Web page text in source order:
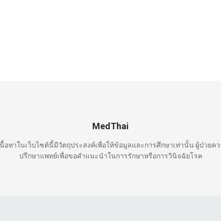
MedThai
อหาในเว็บไซต์นี้มีวัตถุประสงค์เพื่อให้ข้อมูลและการศึกษาเท่านั้น ผู้ป่วยค
ปรึกษาแพทย์เพื่อขอคำแนะนำในการรักษาหรือการวินิจฉัยโรค